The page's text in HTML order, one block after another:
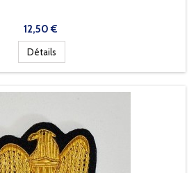
Prix
12,50 €
Détails